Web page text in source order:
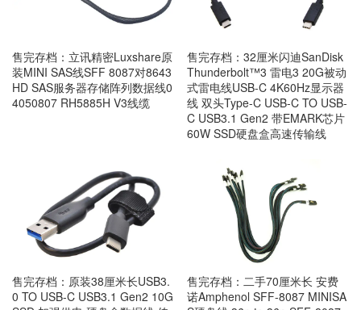
售完存档：立讯精密Luxshare原
装MINI SAS线SFF 8087对8643
HD SAS服务器存储阵列数据线0
4050807 RH5885H V3线缆
售完存档：32厘米闪迪SanDisk
Thunderbolt™3 雷电3 20G被动
式雷电线USB-C 4K60Hz显示器
线 双头Type-C USB-C TO USB-
C USB3.1 Gen2 带EMARK芯片
60W SSD硬盘盒高速传输线
售完存档：原装38厘米长USB3.
0 TO USB-C USB3.1 Gen2 10G
售完存档：二手70厘米长 安费
诺Amphenol SFF-8087 MINISA